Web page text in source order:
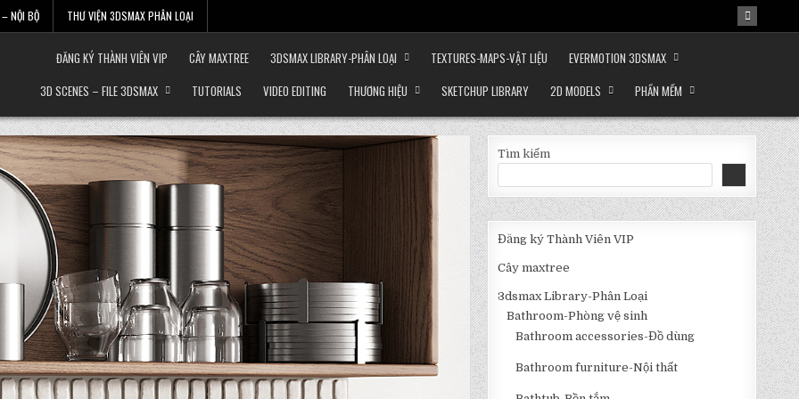
NỘI BỘ THƯ VIỆN 3DSMAX PHÂN LOẠI
ĐĂNG KÝ THÀNH VIÊN VIP CÂY MAXTREE 3DSMAX LIBRARY-PHÂN LOẠI TEXTURES-MAPS-VẬT LIỆU
EVERMOTION 3DSMAX
3D SCENES – FILE 3DSMAX
TUTORIALS VIDEO EDITING THƯƠNG HIỆU SKETCHUP LIBRARY 2D MODELS PHẦN MỀM
Tìm kiếm
Đăng ký Thành Viên VIP
Cây maxtree
3dsmax Library-Phân Loại
Bathroom-Phòng vệ sinh
Bathroom accessories-Đồ dùng
Bathroom furniture-Nội thất